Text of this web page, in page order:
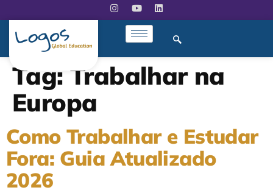
Tag: Trabalhar na
Europa
Como Trabalhar e Estudar
Fora: Guia Atualizado
2026